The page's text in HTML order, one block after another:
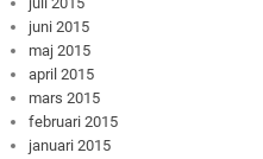
juni 2015
maj 2015
april 2015
mars 2015
februari 2015
januari 2015